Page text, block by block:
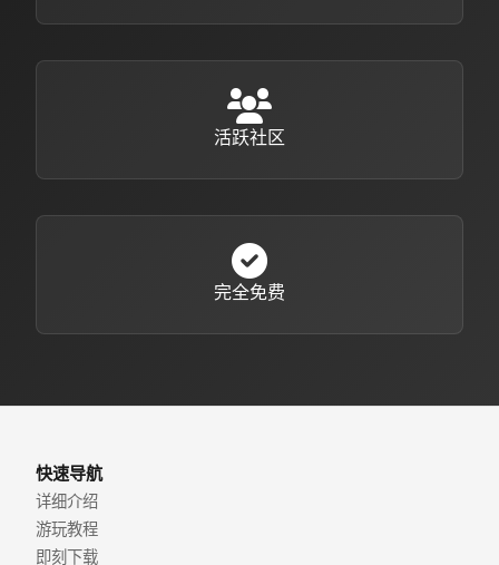
活跃社区
完全免费
快速导航
详细介绍
游玩教程
即刻下载